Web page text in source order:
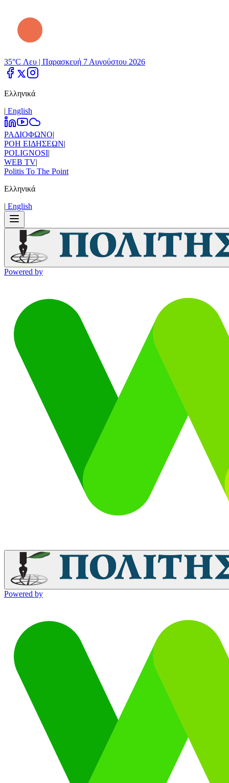
35°C Λευ | Παρασκευή 7 Αυγούστου 2026
Ελληνικά
| Εnglish
ΡΑΔΙΟΦΩΝΟ|
ΡΟΗ ΕΙΔΗΣΕΩΝ|
POLIGNOSI|
WEB TV|
Politis To The Point
Ελληνικά
| Εnglish
Powered by
Powered by